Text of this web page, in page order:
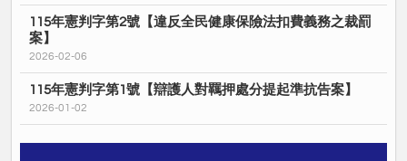
115年憲判字第2號【違反全民健康保險法扣費義務之裁罰
案】
2026-02-06
115年憲判字第1號【辯護人對羈押處分提起準抗告案】
2026-01-02